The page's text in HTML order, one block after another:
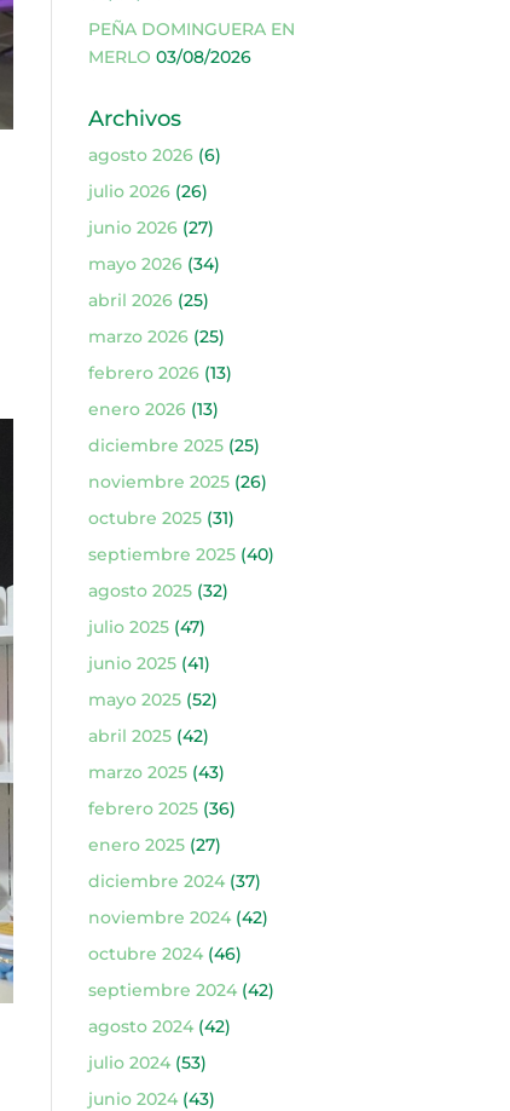
PEÑA DOMINGUERA EN
MERLO 03/08/2026
Archivos
agosto 2026(6)
julio 2026(26)
junio 2026(27)
mayo 2026(34)
abril 2026(25)
marzo 2026(25)
febrero 2026(13)
enero 2026(13)
diciembre 2025(25)
noviembre 2025(26)
octubre 2025(31)
septiembre 2025(40)
agosto 2025(32)
julio 2025(47)
junio 2025(41)
mayo 2025(52)
abril 2025(42)
marzo 2025(43)
febrero 2025(36)
enero 2025(27)
diciembre 2024(37)
noviembre 2024(42)
octubre 2024(46)
septiembre 2024(42)
agosto 2024(42)
julio 2024(53)
junio 2024(43)